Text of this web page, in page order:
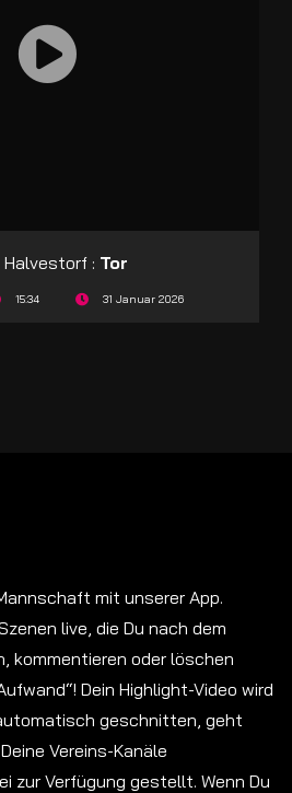
Halvestorf : Tor
15:34 31 Januar 2026
mit unserer App.
live, die Du nach dem
kommentieren oder löschen
Dein Highlight-Video wird
geschnitten, geht
Vereins-Kanäle
zur Verfügung gestellt. Wenn Du